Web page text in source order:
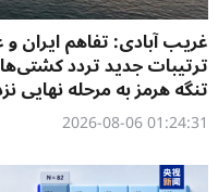
غریب آبادی: تفاهم ایران و
ترتیبات جدید تردد
تنگه هرمز به مرحله نهایی
01:24:31 2026-08-06